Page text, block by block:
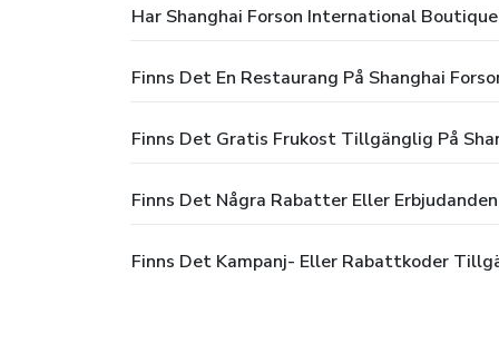
Har Shanghai Forson International
Finns Det En Restaurang På Shanghai
Finns Det Gratis Frukost Tillgänglig På
Finns Det Några Rabatter Eller
Finns Det Kampanj- Eller Rabattkoder